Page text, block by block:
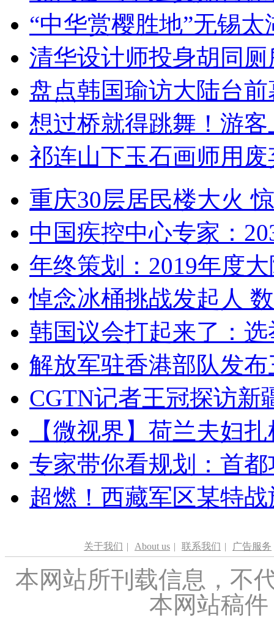
“中华赏樱胜地”无锡
清华设计师投身胡同
盘点韩国瑜访大陆台
想过桥就得跳舞！游客
祁连山下玉石画师用
重庆30层居民楼大火
中国疾控中心专家：
年终策划：2019年度
悼念冰桶挑战发起人
韩国议会打起来了：
解放军驻香港部队发
CGTN记者王冠探访新
【微视界】荷兰夫妇
专家带你看规划：首
超燃！西藏军区某特
关于我们 | About us | 联系我们 | 广告服务
本网站所刊载信息，不
本网站稿